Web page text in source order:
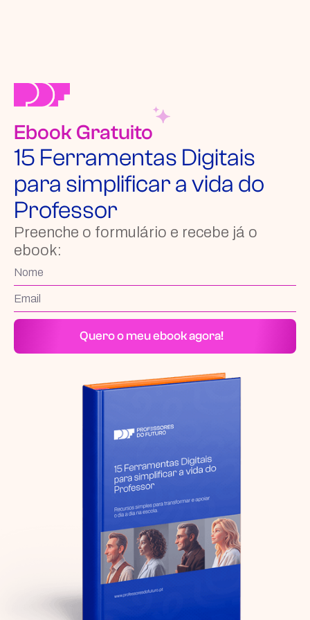
Ebook Gratuito
15 Ferramentas Digitais
para simplificar a vida do
Professor
Preenche o formulário e recebe já o
ebook: